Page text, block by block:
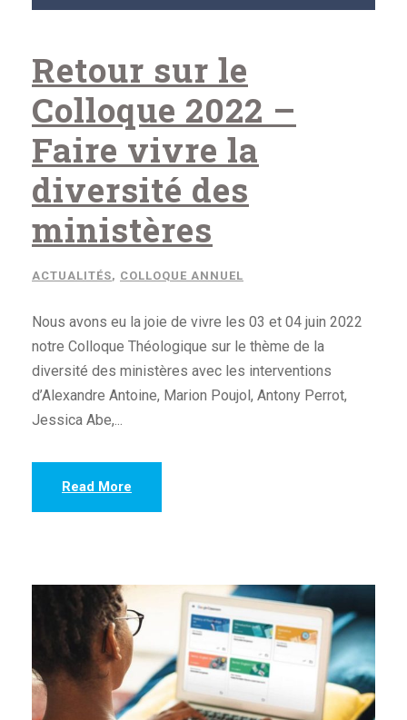
Retour sur le
Colloque 2022 –
Faire vivre la
diversité des
ministères
ACTUALITÉS, COLLOQUE ANNUEL
Nous avons eu la joie de vivre les 03 et 04 juin 2022
notre Colloque Théologique sur le thème de la
diversité des ministères avec les interventions
d’Alexandre Antoine, Marion Poujol, Antony Perrot,
Jessica Abe,...
Read More